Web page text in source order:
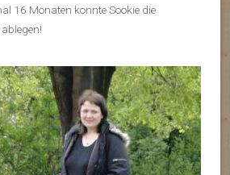
16 Monaten konnte Sookie die